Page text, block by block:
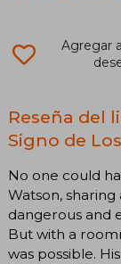
Agregar
Reseña del
Signo de
No one could
Watson,
dangerous and
But with a
was possible.